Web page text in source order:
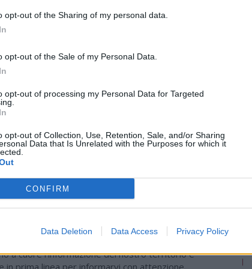
opt-out of the Sharing of my personal data.
opt-out of the Sale of my Personal Data.
opt-out of processing my Personal Data for Targeted
opt-out of Collection, Use, Retention, Sale, and/or Sharing
Data that Is Unrelated with the Purposes for which it
CONFIRM
Data Deletion Data Access Privacy Policy
di collaborazione tra club costituisce un
nell'ambito delle relazioni all'interno
che anche così si cementino rapporti che
pallacanestro e, in definitiva, facciano il bene
Castronno
Tutti gli eventi
a cuore l'informazione del nostro territorio e
in prima linea per informarvi con attenzione.